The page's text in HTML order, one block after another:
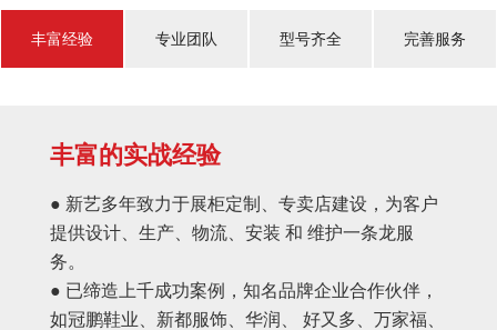
丰富经验 专业团队 型号齐全 完善服务
丰富的实战经验
● 新艺多年致力于展柜定制、专卖店建设，为客户
提供设计、生产、物流、安装 和 维护一条龙服
务。
● 已缔造上千成功案例，知名品牌企业合作伙伴，
如冠鹏鞋业、新都服饰、华润、 好又多、万家福、